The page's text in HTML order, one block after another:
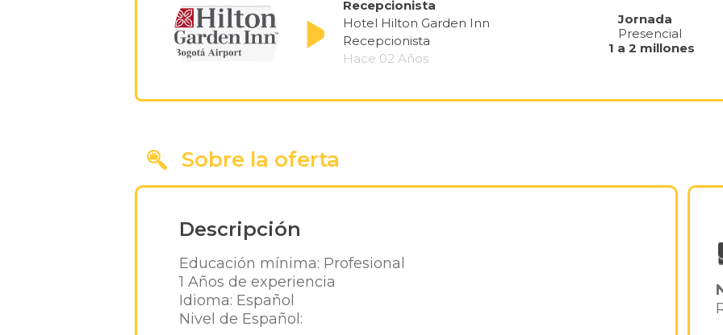
Recepcionista
Hotel Hilton Garden Inn
Recepcionista
Hace 02 Años
Jornada
Presencial
1 a 2 millones
Sobre la oferta
Descripción
Educación mínima: Profesional
1 Años de experiencia
Idioma: Español
Nivel de Español: